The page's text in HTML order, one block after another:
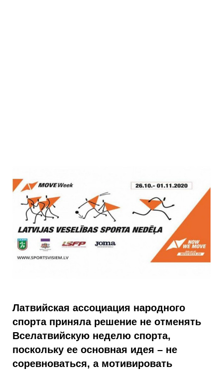
Латвийская ассоциация народного
спорта приняла решение не отменять
Вселатвийскую неделю спорта,
поскольку ее основная идея – не
соревноваться, а мотивировать